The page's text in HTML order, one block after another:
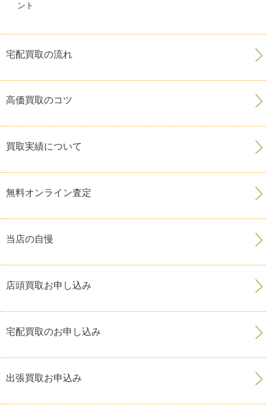
ント
宅配買取の流れ
高価買取のコツ
買取実績について
無料オンライン査定
当店の自慢
店頭買取お申し込み
宅配買取のお申し込み
出張買取お申込み